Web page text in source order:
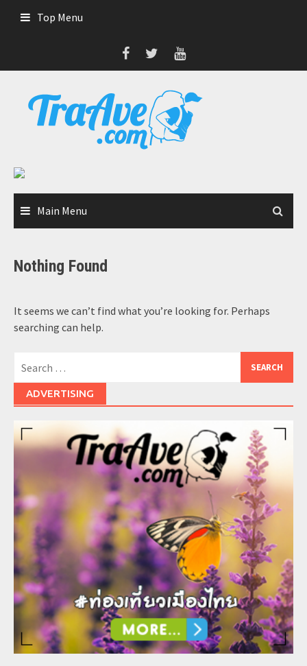
Top Menu
Main Menu
Nothing Found
It seems we can’t find what you’re looking for. Perhaps
searching can help.
ADVERTISING